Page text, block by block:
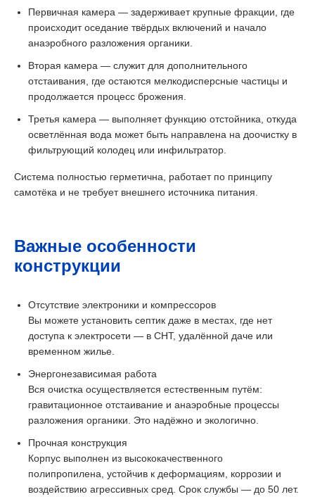
Первичная камера — задерживает крупные фракции, где
происходит оседание твёрдых включений и начало
анаэробного разложения органики.
Вторая камера — служит для дополнительного
отстаивания, где остаются мелкодисперсные частицы и
продолжается процесс брожения.
Третья камера — выполняет функцию отстойника, откуда
осветлённая вода может быть направлена на доочистку в
фильтрующий колодец или инфильтратор.
Система полностью герметична, работает по принципу
самотёка и не требует внешнего источника питания.
Важные особенности
конструкции
Отсутствие электроники и компрессоров
Вы можете установить септик даже в местах, где нет
доступа к электросети — в СНТ, удалённой даче или
временном жилье.
Энергонезависимая работа
Вся очистка осуществляется естественным путём:
гравитационное отстаивание и анаэробные процессы
разложения органики. Это надёжно и экологично.
Прочная конструкция
Корпус выполнен из высококачественного
полипропилена, устойчив к деформациям, коррозии и
воздействию агрессивных сред. Срок службы — до 50 лет.